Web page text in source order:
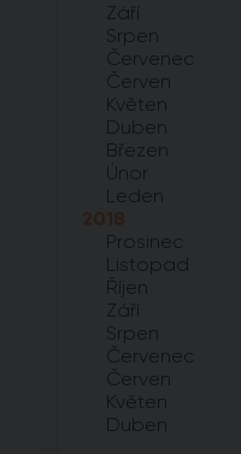
Září
Srpen
Červenec
Červen
Květen
Duben
Březen
Únor
Leden
2018
Prosinec
Listopad
Říjen
Září
Srpen
Červenec
Červen
Květen
Duben